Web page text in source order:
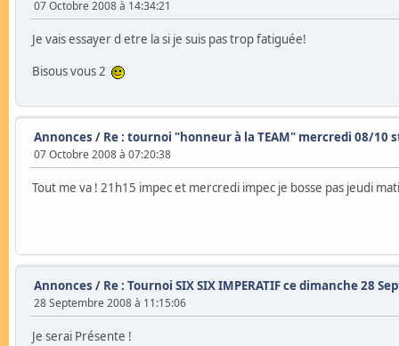
07 Octobre 2008 à 14:34:21
Je vais essayer d etre la si je suis pas trop fatiguée!
Bisous vous 2
Annonces / Re : tournoi "honneur à la TEAM" mercredi 08/10
07 Octobre 2008 à 07:20:38
Tout me va ! 21h15 impec et mercredi impec je bosse pas jeudi
Annonces / Re : Tournoi SIX SIX IMPERATIF ce dimanche 28
28 Septembre 2008 à 11:15:06
Je serai Présente !